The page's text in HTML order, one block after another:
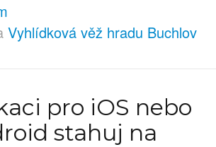
Vyhlídková věž hradu Buchlov
pro iOS nebo
stahuj na